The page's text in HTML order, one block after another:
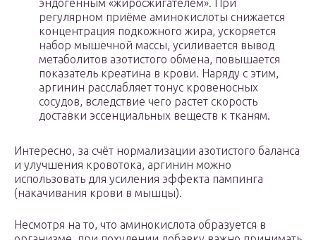
эндогенным «жиросжигателем». При
регулярном приёме аминокислоты снижается
концентрация подкожного жира, ускоряется
набор мышечной массы, усиливается вывод
метаболитов азотистого обмена, повышается
показатель креатина в крови. Наряду с этим,
аргинин расслабляет тонус кровеносных
сосудов, вследствие чего растет скорость
доставки эссенциальных веществ к тканям.
Интересно, за счёт нормализации азотистого баланса
и улучшения кровотока, аргинин можно
использовать для усиления эффекта пампинга
(накачивания крови в мышцы).
Несмотря на то, что аминокислота образуется в